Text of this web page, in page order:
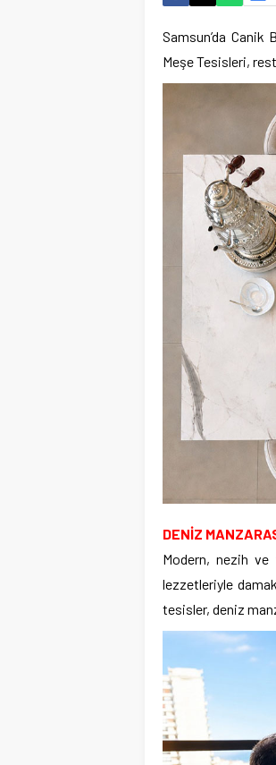
Samsun’da Canik
Meşe Tesisleri,
DENİZ
Modern, nezih ve
lezzetleriyle
tesisler, deniz